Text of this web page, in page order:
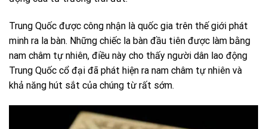
Trung Quốc được công nhận là quốc gia trên thế giới phát
minh ra la bàn. Những chiếc la bàn đầu tiên được làm bằng
nam châm tự nhiên, điều này cho thấy người dân lao động
Trung Quốc cổ đại đã phát hiện ra nam châm tự nhiên và
khả năng hút sắt của chúng từ rất sớm.